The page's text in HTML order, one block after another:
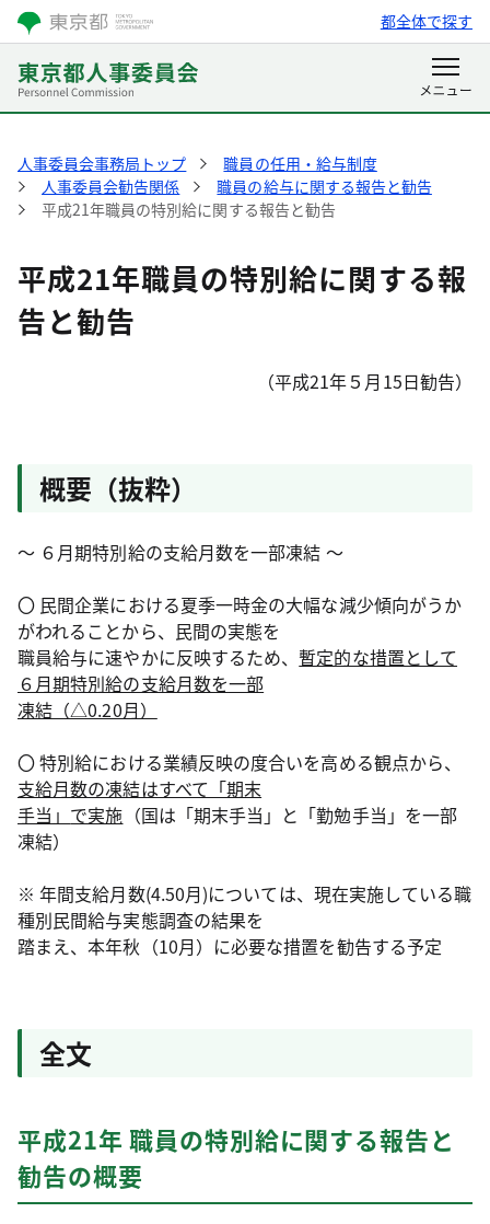
都全体で探す
人事委員会事務局トップ
職員の任用・給与制度
人事委員会勧告関係
職員の給与に関する報告と勧告
平成21年職員の特別給に関する報告と勧告
平成21年職員の特別給に関する報
告と勧告
（平成21年５月15日勧告）
概要（抜粋）
～ ６月期特別給の支給月数を一部凍結 ～
〇 民間企業における夏季一時金の大幅な減少傾向がうか
がわれることから、民間の実態を
職員給与に速やかに反映するため、暫定的な措置として
６月期特別給の支給月数を一部
凍結（△0.20月）
〇 特別給における業績反映の度合いを高める観点から、
支給月数の凍結はすべて「期末
手当」 で実施 （国は「期末手当」と「勤勉手当」を一部
凍結）
※ 年間支給月数(4.50月)については、現在実施している職
種別民間給与実態調査の結果を
踏まえ、本年秋（10月）に必要な措置を勧告する予定
全文
平成21年 職員の特別給に関する報告と
勧告の概要